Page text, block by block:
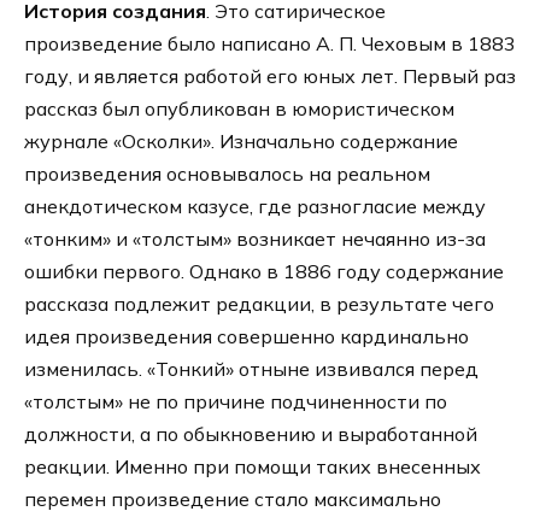
История создания . Это сатирическое
произведение было написано А. П. Чеховым в 1883
году, и является работой его юных лет. Первый раз
рассказ был опубликован в юмористическом
журнале «Осколки». Изначально содержание
произведения основывалось на реальном
анекдотическом казусе, где разногласие между
«тонким» и «толстым» возникает нечаянно из-за
ошибки первого. Однако в 1886 году содержание
рассказа подлежит редакции, в результате чего
идея произведения совершенно кардинально
изменилась. «Тонкий» отныне извивался перед
«толстым» не по причине подчиненности по
должности, а по обыкновению и выработанной
реакции. Именно при помощи таких внесенных
перемен произведение стало максимально